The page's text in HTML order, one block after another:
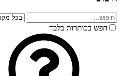
חפש בכותרות בלבד